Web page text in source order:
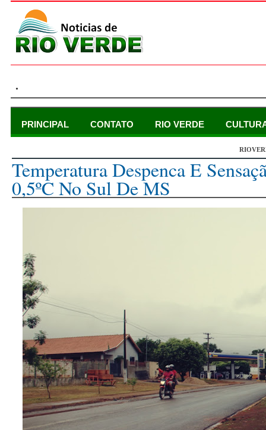
.
PRINCIPAL CONTATO RIO VERDE
Temperatura Despenca E
0,5ºC No Sul De MS